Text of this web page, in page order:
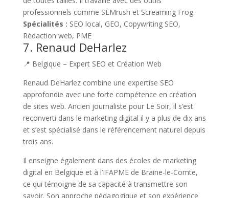
professionnels comme SEMrush et Screaming Frog.
Spécialités : SEO local, GEO, Copywriting SEO,
Rédaction web, PME
7. Renaud DeHarlez
📍 Belgique – Expert SEO et Création Web
Renaud DeHarlez combine une expertise SEO
approfondie avec une forte compétence en création
de sites web. Ancien journaliste pour Le Soir, il s’est
reconverti dans le marketing digital il y a plus de dix ans
et s’est spécialisé dans le référencement naturel depuis
trois ans.
Il enseigne également dans des écoles de marketing
digital en Belgique et à l’IFAPME de Braine-le-Comte,
ce qui témoigne de sa capacité à transmettre son
savoir. Son approche pédagogique et son expérience